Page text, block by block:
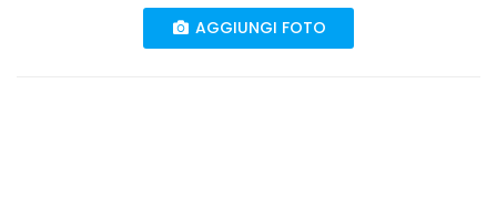
AGGIUNGI FOTO